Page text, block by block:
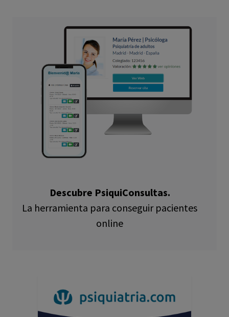
Descubre PsiquiConsultas.
La herramienta para conseguir pacientes
online